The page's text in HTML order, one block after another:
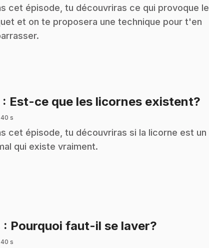
cet épisode, tu découvriras ce qui provoque le
et on te proposera une technique pour t'en
: Est-ce que les licornes existent?
40 s
cet épisode, tu découvriras si la licorne est un
qui existe vraiment.
: Pourquoi faut-il se laver?
40 s